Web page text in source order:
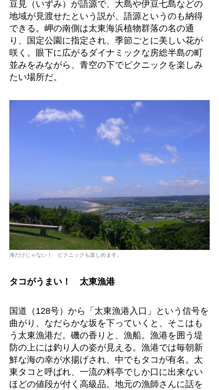
豆見（いずみ）が語源で、大島や伊豆七島などの
地域が見渡せたという説が、語源というのも納得
できる。岬の南側は太東海浜植物群落の名の通
り、国定公園に指定され、季節ごとに美しい花が
咲く。眼下に広がるダイナミックな房総半島の町
並みをみながら、青空の下でピクニックを楽しみ
たい場所だ。
海だけじゃない！ ピクニックも楽しめます。
タコがうまい！ 太東漁港
国道（128号）から「太東漁港入口」という信号を
曲がり、なだらかな坂を下っていくと、そこはも
う太東漁港だ。磯の香りと、漁船。漁港を囲う堤
防の上には釣り人の姿が見える。漁港では毎朝新
鮮な海の幸が水揚げされ、中でもタコが有名。太
東タコと呼ばれ、一流の料亭でしか口に出来ない
ほどの値段が付く高級品。地元の漁師さんに話を